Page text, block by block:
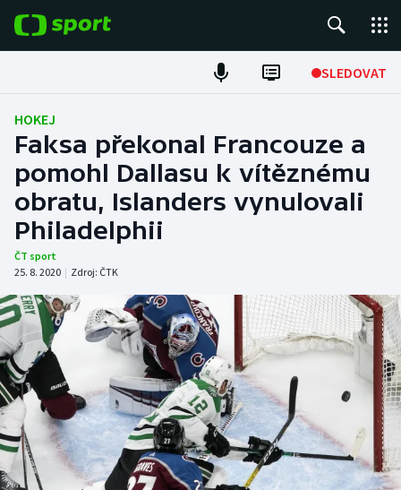
SLEDOVAT
Fotbal
Hokej
Tenis
Atletika
DALŠÍ SPORTY
Americký fotbal
Baseball a softbal
Basketbal
NEPŘEHLÉDNĚTE
Soutěže
Historické návraty
HOKEJ
Faksa překonal Francouze a
pomohl Dallasu k vítěznému
obratu, Islanders vynulovali
Philadelphii
ČT sport
25. 8. 2020 | Zdroj: ČTK